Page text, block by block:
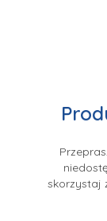
skorzystaj